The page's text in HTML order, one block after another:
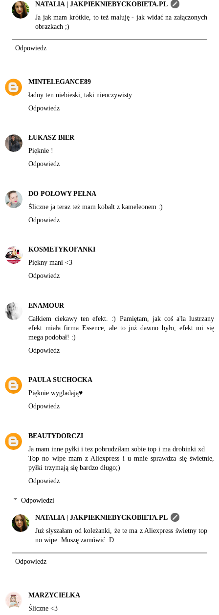
NATALIA | JAKPIEKNIEBYCKOBIETA.PL
Ja jak mam krótkie, to też maluję - jak widać na załączonych
obrazkach ;)
Odpowiedz
MINTELEGANCE89
ładny ten niebieski, taki nieoczywisty
Odpowiedz
ŁUKASZ BIER
Pięknie !
Odpowiedz
DO POŁOWY PEŁNA
Śliczne ja teraz też mam kobalt z kameleonem :)
Odpowiedz
KOSMETYKOFANKI
Piękny mani <3
Odpowiedz
ENAMOUR
Całkiem ciekawy ten efekt. :) Pamiętam, jak coś a'la lustrzany
efekt miała firma Essence, ale to już dawno było, efekt mi się
mega podobał! :)
Odpowiedz
PAULA SUCHOCKA
Pięknie wygladają♥
Odpowiedz
BEAUTYDORCZI
Ja mam inne pyłki i tez pobrudziłam sobie top i ma drobinki xd
Top no wipe mam z Aliexpress i u mnie sprawdza się świetnie,
pyłki trzymają się bardzo długo;)
Odpowiedz
Odpowiedzi
NATALIA | JAKPIEKNIEBYCKOBIETA.PL
Już słyszałam od koleżanki, że te ma z Aliexpress świetny top
no wipe. Muszę zamówić :D
Odpowiedz
MARZYCIELKA
Śliczne <3